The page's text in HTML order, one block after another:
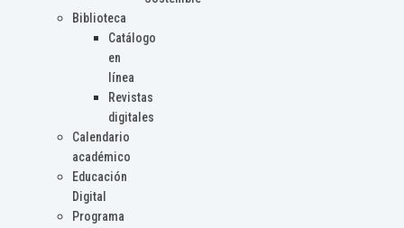
Biblioteca
Catálogo
en
línea
Revistas
digitales
Calendario
académico
Educación
Digital
Programa